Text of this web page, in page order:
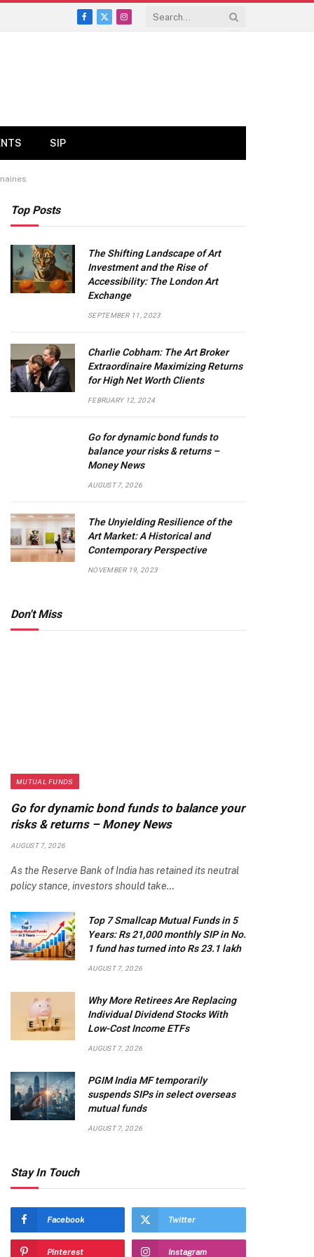
Facebook
X
Instagram
SIP
Top Posts
The Shifting Landscape of Art
Investment and the Rise of
Accessibility: The London Art
Exchange
SEPTEMBER 11, 2023
Charlie Cobham: The Art Broker
Extraordinaire Maximizing Returns
for High Net Worth Clients
FEBRUARY 12, 2024
Go for dynamic bond funds to
balance your risks & returns –
Money News
AUGUST 7, 2026
The Unyielding Resilience of the
Art Market: A Historical and
Contemporary Perspective
NOVEMBER 19, 2023
Don't Miss
MUTUAL FUNDS
Go for dynamic bond funds to balance your
risks & returns – Money News
AUGUST 7, 2026
As the Reserve Bank of India has retained its neutral
policy stance, investors should take…
Top 7 Smallcap Mutual Funds in 5
Years: Rs 21,000 monthly SIP in No.
1 fund has turned into Rs 23.1 lakh
AUGUST 7, 2026
Why More Retirees Are Replacing
Individual Dividend Stocks With
Low-Cost Income ETFs
AUGUST 7, 2026
PGIM India MF temporarily
suspends SIPs in select overseas
mutual funds
AUGUST 7, 2026
Stay In Touch
Facebook Twitter
Pinterest Instagram